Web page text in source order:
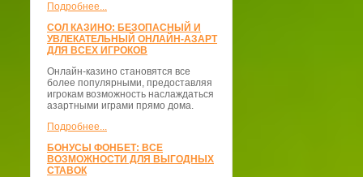
Подробнее...
СОЛ КАЗИНО: БЕЗОПАСНЫЙ И
УВЛЕКАТЕЛЬНЫЙ ОНЛАЙН-АЗАРТ
ДЛЯ ВСЕХ ИГРОКОВ
Онлайн-казино становятся все
более популярными, предоставляя
игрокам возможность наслаждаться
азартными играми прямо дома.
Подробнее...
БОНУСЫ ФОНБЕТ: ВСЕ
ВОЗМОЖНОСТИ ДЛЯ ВЫГОДНЫХ
СТАВОК